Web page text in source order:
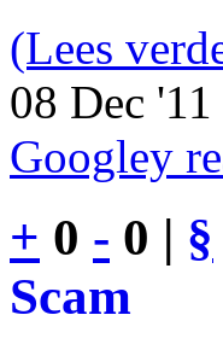
(Lees
08 Dec
Googley
+ 0 - 0 | §
Scam